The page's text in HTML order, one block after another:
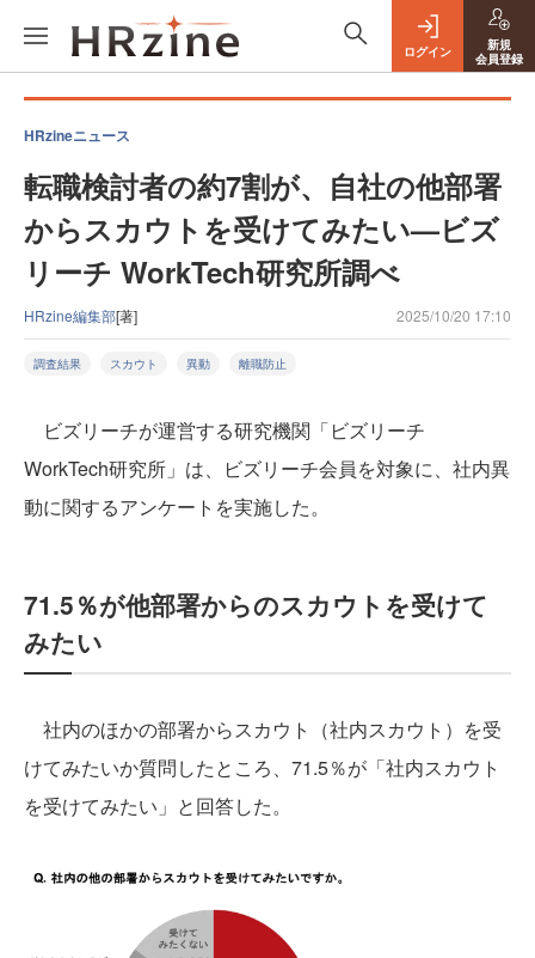
ログイン
新規
会員登録
HRzineニュース
転職検討者の約7割が、自社の他部署
からスカウトを受けてみたい—ビズ
リーチ WorkTech研究所調べ
HRzine編集部[著] 2025/10/20 17:10
調査結果 スカウト 異動 離職防止
ビズリーチが運営する研究機関「ビズリーチ
WorkTech研究所」は、ビズリーチ会員を対象に、社内異
動に関するアンケートを実施した。
71.5％が他部署からのスカウトを受けて
みたい
社内のほかの部署からスカウト（社内スカウト）を受
けてみたいか質問したところ、71.5％が「社内スカウト
を受けてみたい」と回答した。